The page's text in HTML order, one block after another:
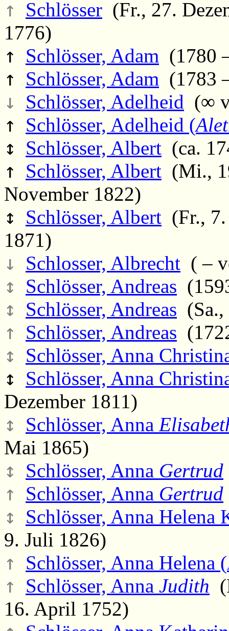
↑ Schlösser (Fr., 27.
1776)
↑ Schlösser, Adam (1780
↑ Schlösser, Adam (1783
↓ Schlösser, Adelheid (∞
↑ Schlösser, Adelheid (
↕ Schlösser, Albert (ca.
↑ Schlösser, Albert (Mi.,
November 1822)
↕ Schlösser, Albert (Fr.,
1871)
↓ Schlosser, Albrecht ( –
↕ Schlösser, Andreas
↕ Schlösser, Andreas
↑ Schlösser, Andreas
↕ Schlösser, Anna
↕
Schlösser, Anna
Dezember 1811)
↕ Schlösser, Anna
Mai 1865)
↕ Schlösser, Anna Gertrud
↑ Schlösser, Anna Gertrud
↕
Schlösser, Anna Helena
9. Juli 1826)
↑ Schlösser, Anna Helena (
↑ Schlösser, Anna Judith
16. April 1752)